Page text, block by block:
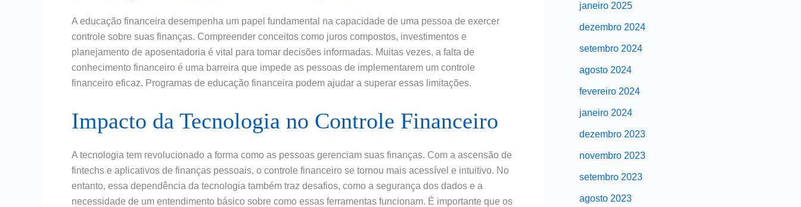
A educação financeira desempenha um papel fundamental na capacidade de uma pessoa de exercer
controle sobre suas finanças. Compreender conceitos como juros compostos, investimentos e
planejamento de aposentadoria é vital para tomar decisões informadas. Muitas vezes, a falta de
conhecimento financeiro é uma barreira que impede as pessoas de implementarem um controle
financeiro eficaz. Programas de educação financeira podem ajudar a superar essas limitações.
Impacto da Tecnologia no Controle Financeiro
A tecnologia tem revolucionado a forma como as pessoas gerenciam suas finanças. Com a ascensão de
fintechs e aplicativos de finanças pessoais, o controle financeiro se tornou mais acessível e intuitivo. No
entanto, essa dependência da tecnologia também traz desafios, como a segurança dos dados e a
necessidade de um entendimento básico sobre como essas ferramentas funcionam. É importante que os
janeiro 2025
dezembro 2024
setembro 2024
agosto 2024
fevereiro 2024
janeiro 2024
dezembro 2023
novembro 2023
setembro 2023
agosto 2023